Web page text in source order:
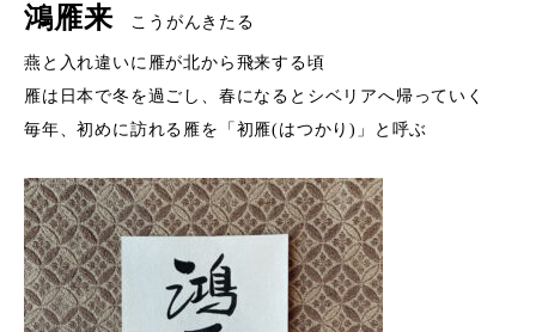
鴻雁来 こうがんきたる
燕と入れ違いに雁が北から飛来する頃
雁は日本で冬を過ごし、春になるとシベリアへ帰っていく
毎年、初めに訪れる雁を「初雁(はつかり)」と呼ぶ